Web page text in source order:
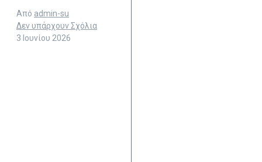
Από admin-su
Δεν υπάρχουν Σχόλια
3 Ιουνίου 2026